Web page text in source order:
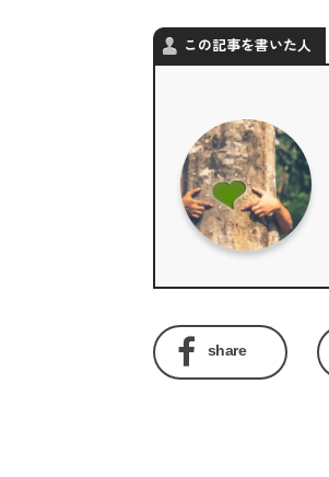
この記事を書いた人
share